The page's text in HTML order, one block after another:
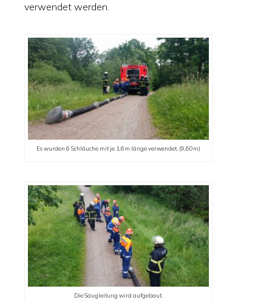
verwendet werden.
Es wurden 6 Schläuche mit je 1,6m länge verwendet. (9,60m)
Die Saugleitung wird aufgebaut.